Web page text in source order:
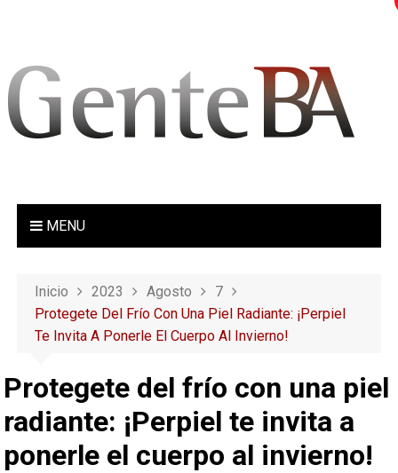
MENU
Inicio 2023 Agosto
7
Protegete Del Frío Con Una Piel Radiante: ¡Perpiel
Te Invita A Ponerle El Cuerpo Al Invierno!
Protegete del frío con una piel
radiante: ¡Perpiel te invita a
ponerle el cuerpo al invierno!